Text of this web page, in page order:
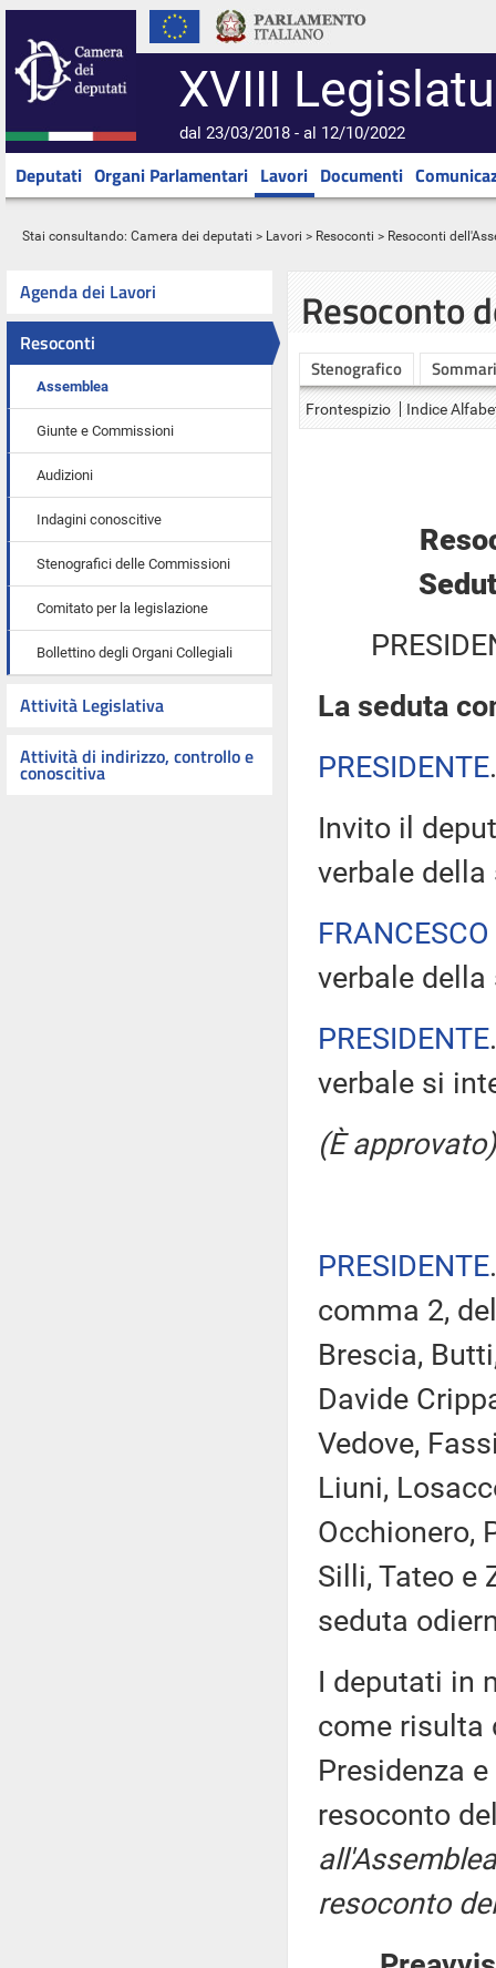
XVIII
dal 23/03/2018 - al 12/10/2022
Deputati Organi Parlamentari Lavori Documenti
Stai consultando: Camera dei deputati > Lavori > Resoconti > Resoconti
Agenda dei Lavori
Resoconti
Assemblea
Giunte e Commissioni
Audizioni
Indagini conoscitive
Stenografici delle Commissioni
Comitato per la legislazione
Bollettino degli Organi Collegiali
Attività Legislativa
Attività di indirizzo, controllo e
conoscitiva
Resoconto
Stenografico
Frontespizio Indice
La seduta
PRESIDENTE
Invito il
verbale della
verbale
PRESIDENTE
verbale si
(È approvato)
PRESIDENTE
comma 2,
Brescia,
Davide
Vedove,
Liuni,
Occhionero,
Silli, Tateo e
seduta
I deputati in
come risulta
Presidenza
resoconto
resoconto